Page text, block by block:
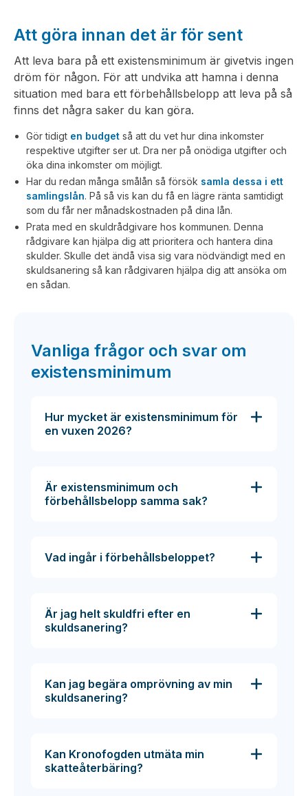
Att göra innan det är för sent
Att leva bara på ett existensminimum är givetvis ingen
dröm för någon. För att undvika att hamna i denna
situation med bara ett förbehållsbelopp att leva på så
finns det några saker du kan göra.
Gör tidigt en budget så att du vet hur dina inkomster
respektive utgifter ser ut. Dra ner på onödiga utgifter och
öka dina inkomster om möjligt.
Har du redan många smålån så försök samla dessa i ett
samlingslån. På så vis kan du få en lägre ränta samtidigt
som du får ner månadskostnaden på dina lån.
Prata med en skuldrådgivare hos kommunen. Denna
rådgivare kan hjälpa dig att prioritera och hantera dina
skulder. Skulle det ändå visa sig vara nödvändigt med en
skuldsanering så kan rådgivaren hjälpa dig att ansöka om
en sådan.
Vanliga frågor och svar om
existensminimum
Hur mycket är existensminimum för
en vuxen 2026?
Är existensminimum och
förbehållsbelopp samma sak?
Vad ingår i förbehållsbeloppet?
Är jag helt skuldfri efter en
skuldsanering?
Kan jag begära omprövning av min
skuldsanering?
Kan Kronofogden utmäta min
skatteåterbäring?